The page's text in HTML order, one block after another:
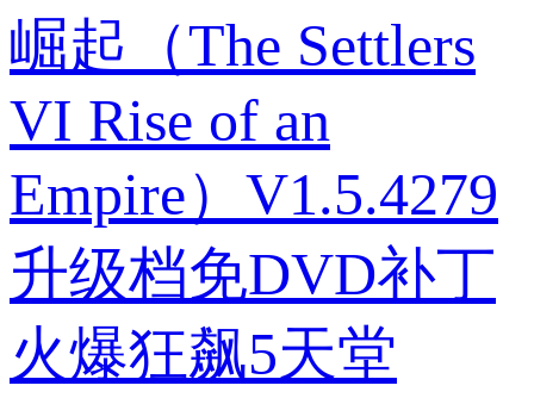
崛起（The Settlers
VI Rise of an
Empire）V1.5.4279
升级档免DVD补丁
火爆狂飙5天堂